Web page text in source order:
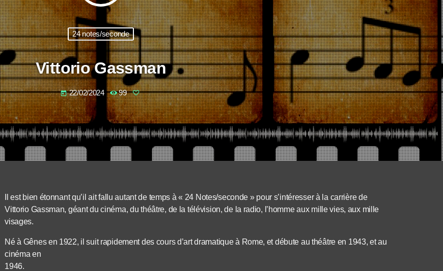
24 notes/seconde
Vittorio Gassman
today 22/02/2024 99
Il est bien étonnant qu’il ait fallu autant de temps à « 24 Notes/seconde » pour s’intéresser à la carrière de
Vittorio Gassman, géant du cinéma, du théâtre, de la télévision, de la radio, l’homme aux mille vies, aux mille
visages.
Né à Gênes en 1922, il suit rapidement des cours d’art dramatique à Rome, et débute au théâtre en 1943, et au
cinéma en
1946.